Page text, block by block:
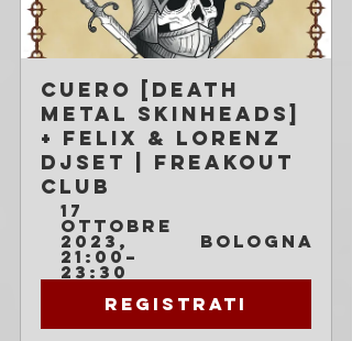
Cuero [death
metal skinheads]
+ Felix & Lorenz
DjSet | Freakout
Club
17
ottobre
2023,
21:00–
23:30
Bologna
Registrati